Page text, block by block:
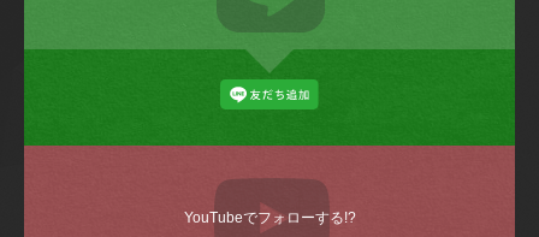
YouTubeでフォローする!?